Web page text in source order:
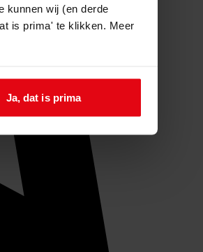
kunnen wij (en derde
is prima' te klikken. Meer
Ja, dat is prima